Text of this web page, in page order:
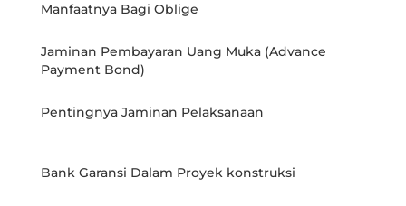
Manfaatnya Bagi Oblige
Jaminan Pembayaran Uang Muka (Advance
Payment Bond)
Pentingnya Jaminan Pelaksanaan
Bank Garansi Dalam Proyek konstruksi